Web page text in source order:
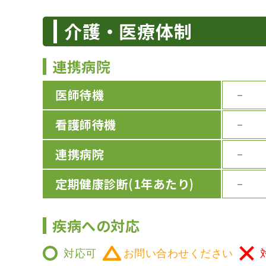
介護・医療体制
連携病院
医師待機 －
看護師待機 －
連携病院 －
定期健康診断(1年あたり) －
疾病への対応
対応可 お問い合わせください